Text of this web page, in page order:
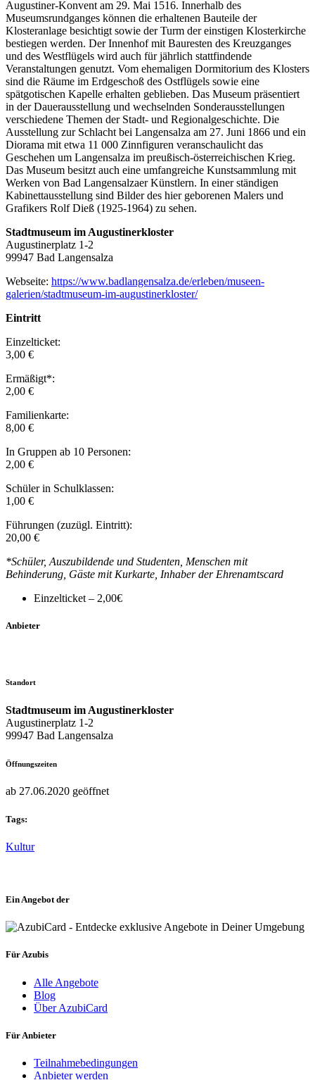
Augustiner-Konvent am 29. Mai 1516. Innerhalb des
Museumsrundganges können die erhaltenen Bauteile der
Klosteranlage besichtigt sowie der Turm der einstigen Klosterkirche
bestiegen werden. Der Innenhof mit Bauresten des Kreuzganges
und des Westflügels wird auch für jährlich stattfindende
Veranstaltungen genutzt. Vom ehemaligen Dormitorium des Klosters
sind die Räume im Erdgeschoß des Ostflügels sowie eine
spätgotischen Kapelle erhalten geblieben. Das Museum präsentiert
in der Dauerausstellung und wechselnden Sonderausstellungen
verschiedene Themen der Stadt- und Regionalgeschichte. Die
Ausstellung zur Schlacht bei Langensalza am 27. Juni 1866 und ein
Diorama mit etwa 11 000 Zinnfiguren veranschaulicht das
Geschehen um Langensalza im preußisch-österreichischen Krieg.
Das Museum besitzt auch eine umfangreiche Kunstsammlung mit
Werken von Bad Langensalzaer Künstlern. In einer ständigen
Kabinettausstellung sind Bilder des hier geborenen Malers und
Grafikers Rolf Dieß (1925-1964) zu sehen.
Stadtmuseum im Augustinerkloster
Augustinerplatz 1-2
99947 Bad Langensalza
Webseite: https://www.badlangensalza.de/erleben/museen-
galerien/stadtmuseum-im-augustinerkloster/
Eintritt
Einzelticket:
3,00 €
Ermäßigt*:
2,00 €
Familienkarte:
8,00 €
In Gruppen ab 10 Personen:
2,00 €
Schüler in Schulklassen:
1,00 €
Führungen (zuzügl. Eintritt):
20,00 €
*Schüler, Auszubildende und Studenten, Menschen mit
Behinderung, Gäste mit Kurkarte, Inhaber der Ehrenamtscard
Einzelticket – 2,00€
Anbieter
Standort
Stadtmuseum im Augustinerkloster
Augustinerplatz 1-2
99947 Bad Langensalza
Öffnungszeiten
ab 27.06.2020 geöffnet
Tags:
Kultur
Ein Angebot der
Für Azubis
Alle Angebote
Blog
Über AzubiCard
Für Anbieter
Teilnahmebedingungen
Anbieter werden